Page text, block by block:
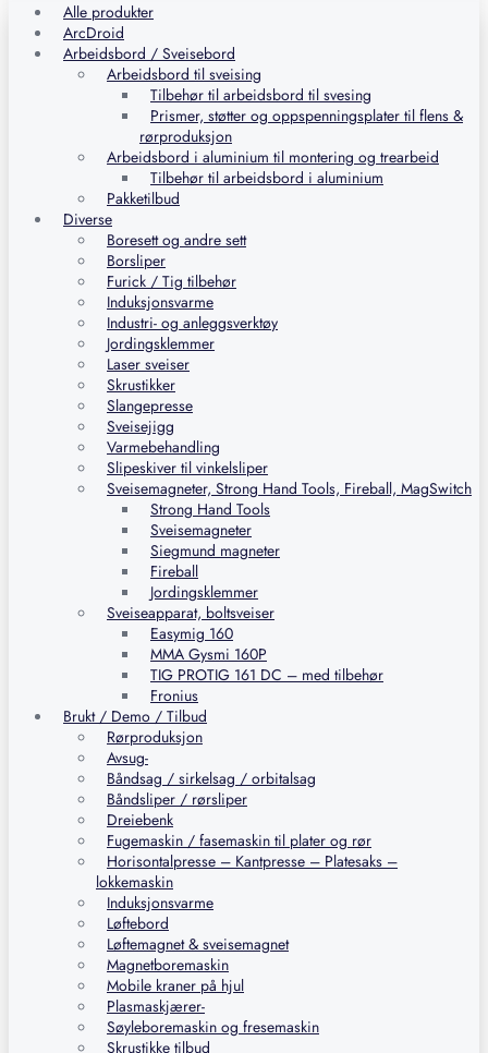
Alle produkter
ArcDroid
Arbeidsbord / Sveisebord
Arbeidsbord til sveising
Tilbehør til arbeidsbord til svesing
Prismer, støtter og oppspenningsplater til flens &
rørproduksjon
Arbeidsbord i aluminium til montering og trearbeid
Tilbehør til arbeidsbord i aluminium
Pakketilbud
Diverse
Boresett og andre sett
Borsliper
Furick / Tig tilbehør
Induksjonsvarme
Industri- og anleggsverktøy
Jordingsklemmer
Laser sveiser
Skrustikker
Slangepresse
Sveisejigg
Varmebehandling
Slipeskiver til vinkelsliper
Sveisemagneter, Strong Hand Tools, Fireball, MagSwitch
Strong Hand Tools
Sveisemagneter
Siegmund magneter
Fireball
Jordingsklemmer
Sveiseapparat, boltsveiser
Easymig 160
MMA Gysmi 160P
TIG PROTIG 161 DC – med tilbehør
Fronius
Brukt / Demo / Tilbud
Rørproduksjon
Avsug-
Båndsag / sirkelsag / orbitalsag
Båndsliper / rørsliper
Dreiebenk
Fugemaskin / fasemaskin til plater og rør
Horisontalpresse – Kantpresse – Platesaks –
lokkemaskin
Induksjonsvarme
Løftebord
Løftemagnet & sveisemagnet
Magnetboremaskin
Mobile kraner på hjul
Plasmaskjærer-
Søyleboremaskin og fresemaskin
Skrustikke tilbud